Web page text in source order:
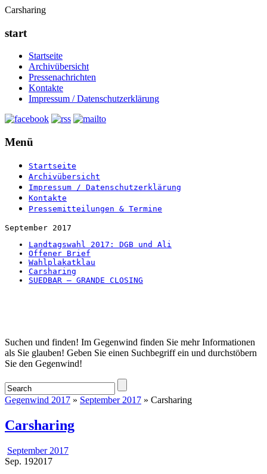
Carsharing
start
Startseite
Archivübersicht
Pressenachrichten
Kontakte
Impressum / Datenschutzerklärung
Menü
Startseite
Archivübersicht
Impressum / Datenschutzerklärung
Kontakte
Pressemitteilungen & Termine
September 2017
Landtagswahl 2017: DGB und Ali
Offener Brief
Wahlplakatklau
Carsharing
SUEDBAR – GRANDE CLOSING
Startseite
Suchen und finden! Im Gegenwind finden Sie mehr Informationen
als Sie glauben! Geben Sie einen Suchbegriff ein und durchstöbern
Sie den Gegenwind!
Gegenwind 2017 » September 2017 » Carsharing
Carsharing
September 2017
Sep. 192017